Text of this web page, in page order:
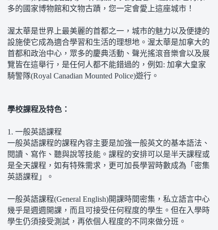
多的國家博物館和文物古蹟，您一定會愛上這座城市！
渥太華是世界上最美麗的首都之一，城市的魅力以及便捷的
設施使它成為適合學習和生活的理想地。渥太華是加拿大的
首都和政治中心，眾多的慶典活動、聲光搖滾音樂會以及展
覽皆在這舉行，是任何人都不能錯過的，例如: 加拿大皇家
騎警隊(Royal Canadian Mounted Police)遊行。
學校課程及特色：
1. 一般英語課程
一般英語課程的課程內容主要是加強一般英文的基本語法、
閱讀、寫作、聽與說等技能。課程的安排可以是半天課程或
是全天課程，如有特殊需求，更可加長學習時數成為「密集
英語課程」。
一般英語課程(General English)開課時間密集，私立語言中心
幾乎是週週開課，而且可接受任何程度的學生。但在入學時
學生仍須接受測試，再依個人程度的不同來做分班。